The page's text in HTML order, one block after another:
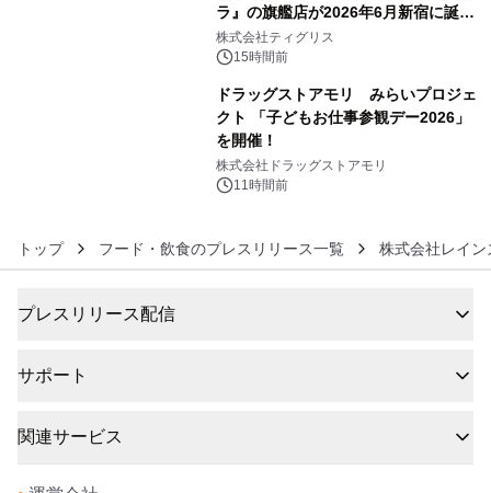
ラ』の旗艦店が2026年6月新宿に誕
生 バカルディ ジャパンと連携した
没入型バー「BAR Arca」
株式会社ティグリス
15時間前
ドラッグストアモリ みらいプロジェ
クト 「子どもお仕事参観デー2026」
を開催！
株式会社ドラッグストアモリ
11時間前
トップ フード・飲食のプレスリリース一覧 株式会社レイ
プレスリリース配信
サポート
関連サービス